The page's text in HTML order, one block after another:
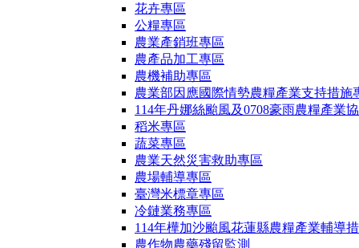
花卉專區
公糧專區
農業產銷班專區
農產品加工專區
農機補助專區
農業部因應國際情勢農糧產業支持措施
114年丹娜絲颱風及0708豪雨農糧產業
稻米專區
蔬菜專區
農業天然災害救助專區
農場輔導專區
臺灣米標章專區
冷鏈業務專區
114年樺加沙颱風花蓮縣農糧產業輔導
農作物農藥殘留監測